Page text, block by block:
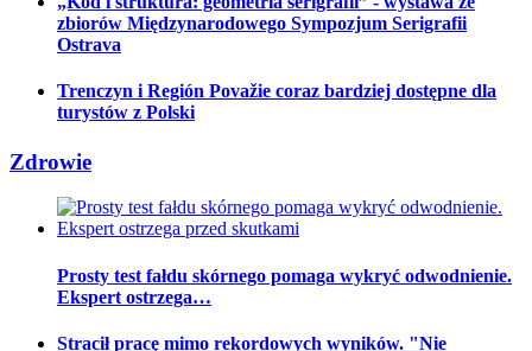
zbiorów Międzynarodowego Sympozjum Serigrafii
Ostrava
Trenczyn i Región Považie coraz bardziej dostępne dla
turystów z Polski
Zdrowie
Prosty test fałdu skórnego pomaga wykryć odwodnienie.
Ekspert ostrzega…
Stracił pracę mimo rekordowych wyników. "Nie